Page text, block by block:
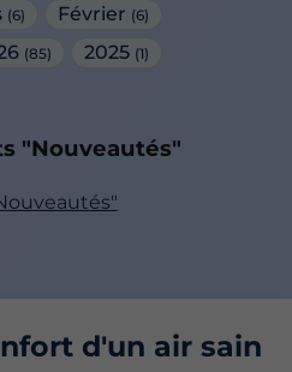
(6) Février (6)
(85) 2025 (1)
"Nouveautés"
d'un air sain